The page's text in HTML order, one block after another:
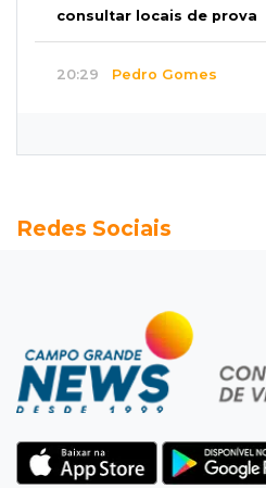
consultar locais de prova
20:29 Pedro Gomes
Pantanal treina em
Campeonato
Remo busca empate com
na zona de rebaixamento
Defesa diz que preso
só emprestou casa a
Redes Sociais